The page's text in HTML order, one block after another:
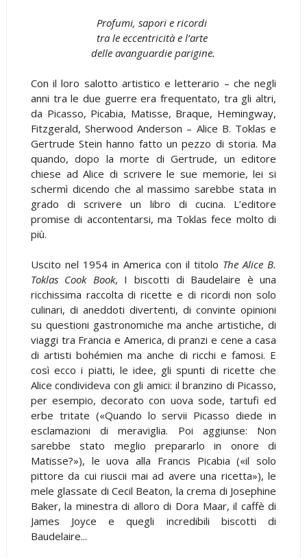
Profumi, sapori e ricordi
tra le eccentricità e l’arte
delle avanguardie parigine.
Con il loro salotto artistico e letterario – che negli
anni tra le due guerre era frequentato, tra gli altri,
da Picasso, Picabia, Matisse, Braque, Hemingway,
Fitzgerald, Sherwood Anderson – Alice B. Toklas e
Gertrude Stein hanno fatto un pezzo di storia. Ma
quando, dopo la morte di Gertrude, un editore
chiese ad Alice di scrivere le sue memorie, lei si
schermì dicendo che al massimo sarebbe stata in
grado di scrivere un libro di cucina. L’editore
promise di accontentarsi, ma Toklas fece molto di
più.
Uscito nel 1954 in America con il titolo The Alice B.
Toklas Cook Book, I biscotti di Baudelaire è una
ricchissima raccolta di ricette e di ricordi non solo
culinari, di aneddoti divertenti, di convinte opinioni
su questioni gastronomiche ma anche artistiche, di
viaggi tra Francia e America, di pranzi e cene a casa
di artisti bohémien ma anche di ricchi e famosi. E
così ecco i piatti, le idee, gli spunti di ricette che
Alice condivideva con gli amici: il branzino di Picasso,
per esempio, decorato con uova sode, tartufi ed
erbe tritate («Quando lo servii Picasso diede in
esclamazioni di meraviglia. Poi aggiunse: Non
sarebbe stato meglio prepararlo in onore di
Matisse?»), le uova alla Francis Picabia («il solo
pittore da cui riuscii mai ad avere una ricetta»), le
mele glassate di Cecil Beaton, la crema di Josephine
Baker, la minestra di alloro di Dora Maar, il caffè di
James Joyce e quegli incredibili biscotti di
Baudelaire...